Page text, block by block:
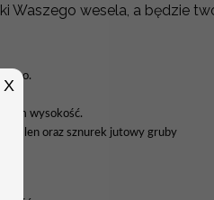
Waszego wesela, a będzie
boho.
6 cm wysokość.
len oraz sznurek jutowy gruby
X